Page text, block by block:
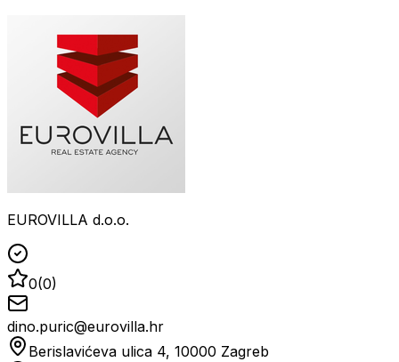
EUROVILLA d.o.o.
0(0)
dino.puric@eurovilla.hr
Berislavićeva ulica 4, 10000 Zagreb